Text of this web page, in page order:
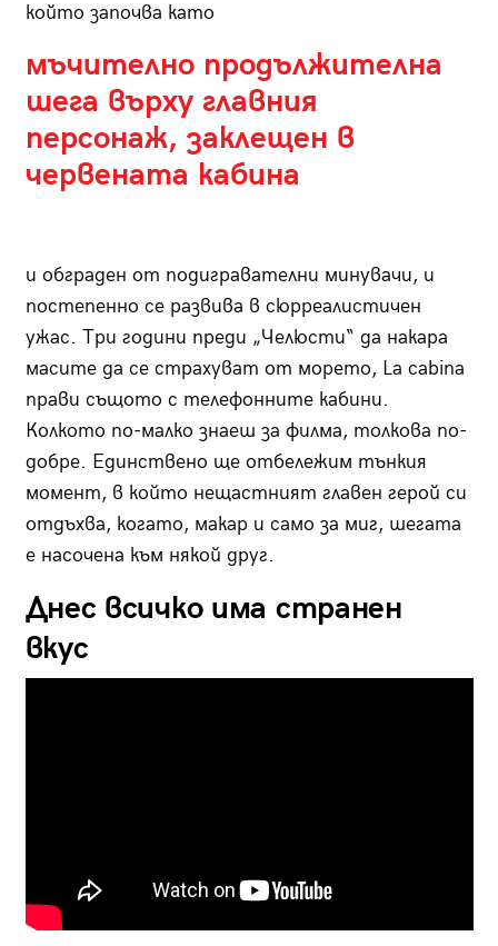
който започва като
мъчително продължителна
шега върху главния
персонаж, заклещен в
червената кабина
и обграден от подигравателни минувачи, и
постепенно се развива в сюрреалистичен
ужас. Три години преди „Челюсти“ да накара
масите да се страхуват от морето, La cabina
прави същото с телефонните кабини.
Колкото по-малко знаеш за филма, толкова по-
добре. Единствено ще отбележим тънкия
момент, в който нещастният главен герой си
отдъхва, когато, макар и само за миг, шегата
е насочена към някой друг.
Днес всичко има странен
вкус